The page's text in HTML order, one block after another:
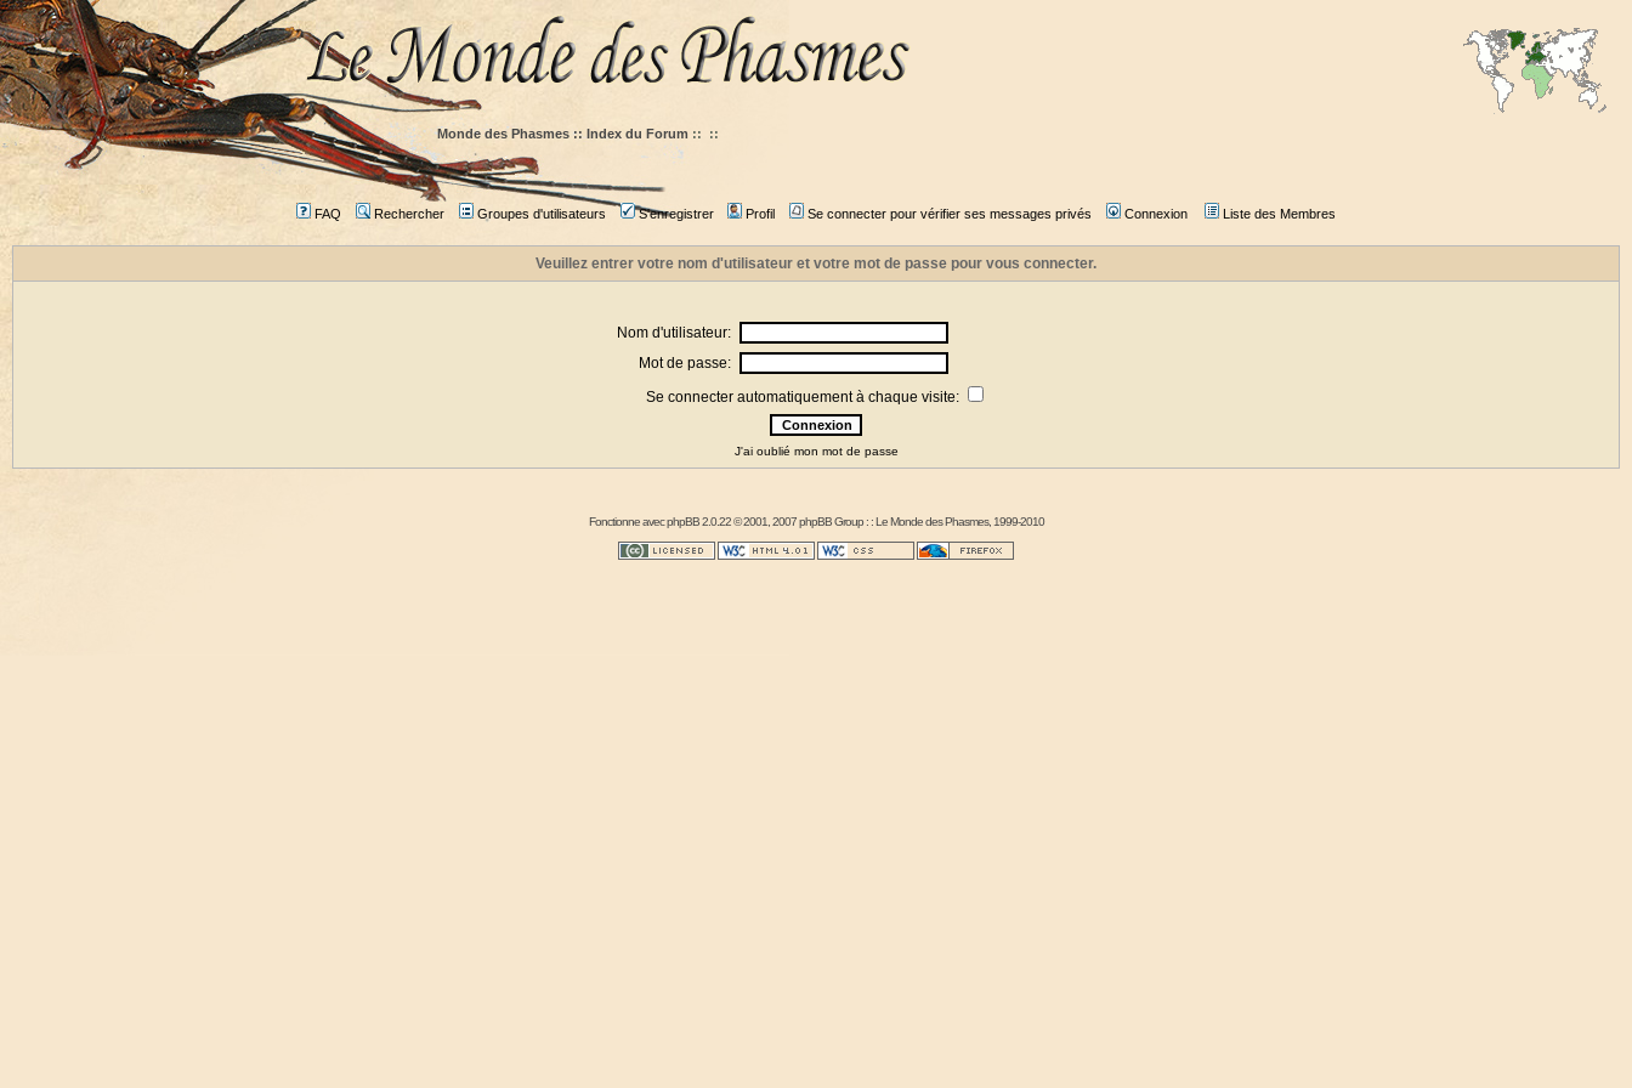
Monde des Phasmes :: Index du Forum :: ::
FAQ Rechercher Groupes d'utilisateurs S'enregistrer Profil Se connecter pour vérifier ses messages privés Connexion Liste des Membres
Veuillez entrer votre nom d'utilisateur et votre mot de passe pour vous connecter.
Nom d'utilisateur:
Mot de passe:
Se connecter automatiquement à chaque visite:
J'ai oublié mon mot de passe
Fonctionne avecphpBB2.0.22 © 2001, 2007 phpBB Group : :Le Monde des Phasmes, 1999-2010